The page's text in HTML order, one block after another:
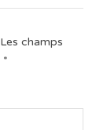
Les champs
*